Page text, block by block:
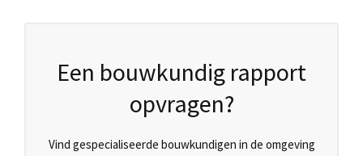
Een bouwkundig rapport
opvragen?
Vind gespecialiseerde bouwkundigen in de omgeving